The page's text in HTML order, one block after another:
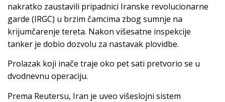
nakratko zaustavili pripadnici Iranske revolucionarne
garde (IRGC) u brzim čamcima zbog sumnje na
krijumčarenje tereta. Nakon višesatne inspekcije
tanker je dobio dozvolu za nastavak plovidbe.
Prolazak koji inače traje oko pet sati pretvorio se u
dvodnevnu operaciju.
Prema Reutersu, Iran je uveo višeslojni sistem